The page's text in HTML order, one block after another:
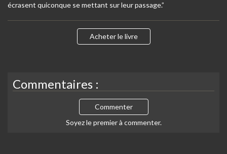
écrasent quiconque se mettant sur leur passage.”
Acheter le livre
Commentaires :
Commenter
Soyez le premier à commenter.